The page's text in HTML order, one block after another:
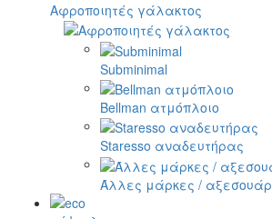
Αφροποιητές γάλακτος
Subminimal
Bellman ατμόπλοιο
Staresso αναδευτήρας
Άλλες μάρκες / αξεσουάρ